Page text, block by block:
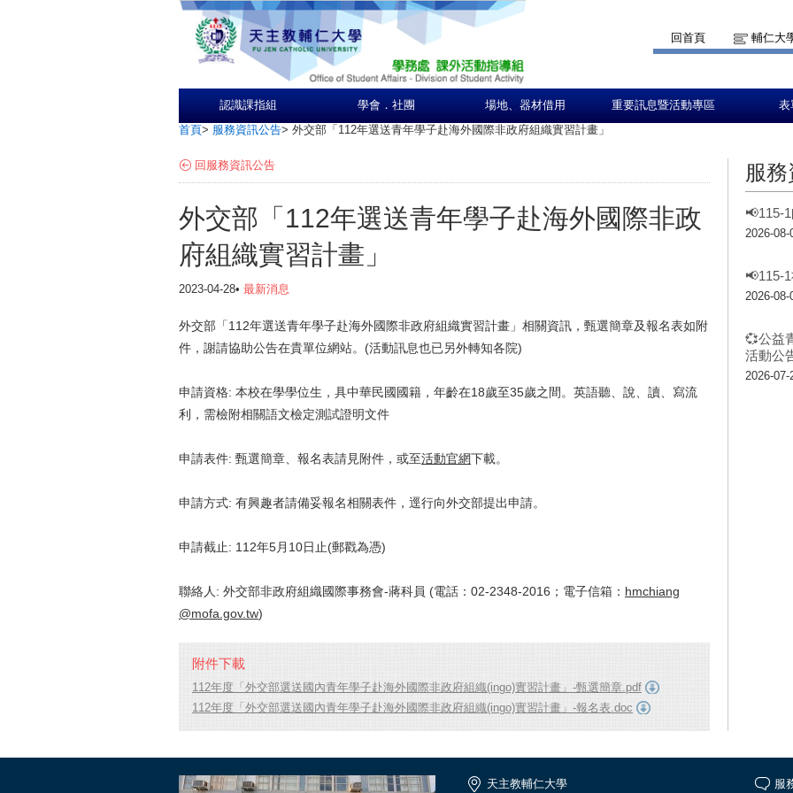
回首頁 輔仁大
認識課指組 學會．社團 場地、器材借用 重要訊息暨活動專區 表
首頁> 服務資訊公告> 外交部「112年選送青年學子赴海外國際非政府組織實習計畫」
回服務資訊公告
外交部「112年選送青年學子赴海外國際非政
府組織實習計畫」
2023-04-28• 最新消息
外交部「112年選送青年學子赴海外國際非政府組織實習計畫」 相關資訊，甄選簡章及報名表如附
件，謝請協助公告在貴單位網站。 (活動訊息也已另外轉知各院)
申請資格: 本校在學學位生，具中華民國國籍，年齡在18歲至35歲之間。英語聽、說、讀、寫流
利，需檢附相關語文檢定測試證明文件
申請表件: 甄選簡章、報名表請見附件，或至活動官網下載。
申請方式: 有興趣者請備妥報名相關表件， 逕行向外交部提出申請。
申請截止: 112年5月10日止(郵戳為憑)
聯絡人 : 外交部非政府組織國際事務會-蔣科員 (電話：02-2348-2016；電子信箱： hmchiang
@mofa.gov.tw)
附件下載
112年度「外交部選送國內青年學子赴海外國際非政府組織(ingo)實習計畫」-甄選簡章.pdf
112年度「外交部選送國內青年學子赴海外國際非政府組織(ingo)實習計畫」-報名表.doc
服
📢115-
2026-08-
📢115-
2026-08-
💞公益
活動公
2026-07-
天主教輔仁大學 服